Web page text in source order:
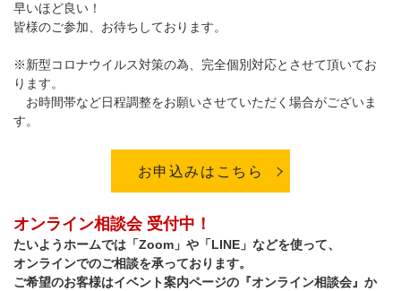
早いほど良い！
皆様のご参加、お待ちしております。
※新型コロナウイルス対策の為、完全個別対応とさせて頂いてお
ります。
お時間帯など日程調整をお願いさせていただく場合がございま
す。
お申込みはこちら
オンライン相談会 受付中！
たいようホームでは「Zoom」や「LINE」などを使って、
オンラインでのご相談を承っております。
ご希望のお客様はイベント案内ページの『オンライン相談会』か